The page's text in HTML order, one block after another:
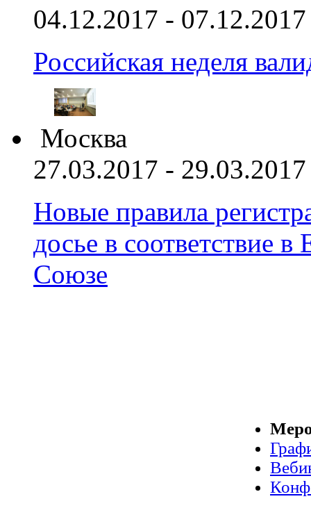
04.12.2017 - 07.12.2017
Российская неделя
Москва
27.03.2017 - 29.03.2017
Новые правила
досье в соответствие
Союзе